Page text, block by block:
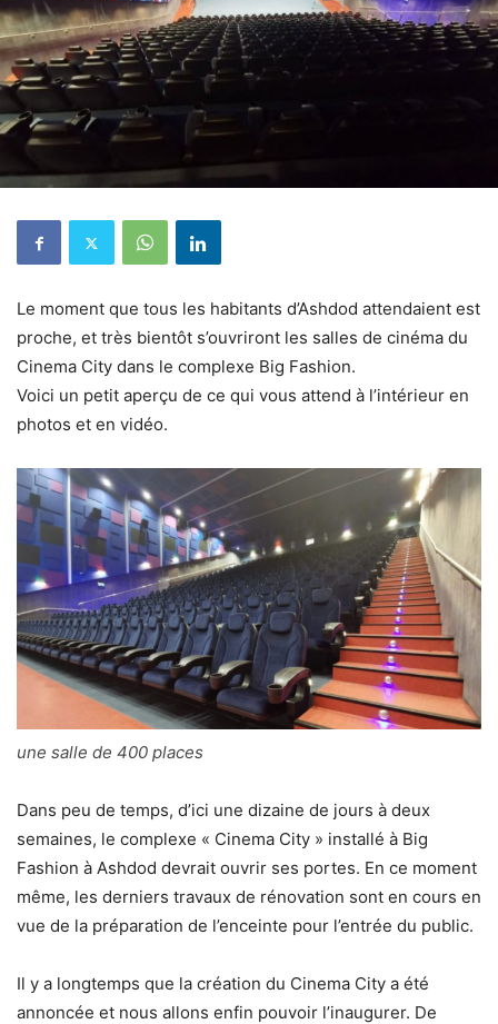
Le moment que tous les habitants d’Ashdod attendaient est
proche, et très bientôt s’ouvriront les salles de cinéma du
Cinema City dans le complexe Big Fashion.
Voici un petit aperçu de ce qui vous attend à l’intérieur en
photos et en vidéo.
une salle de 400 places
Dans peu de temps, d’ici une dizaine de jours à deux
semaines, le complexe « Cinema City » installé à Big
Fashion à Ashdod devrait ouvrir ses portes. En ce moment
même, les derniers travaux de rénovation sont en cours en
vue de la préparation de l’enceinte pour l’entrée du public.
Il y a longtemps que la création du Cinema City a été
annoncée et nous allons enfin pouvoir l’inaugurer. De